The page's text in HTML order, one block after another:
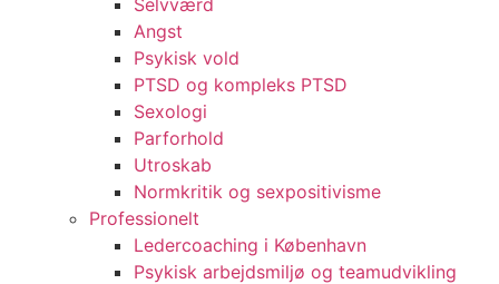
Selvværd
Angst
Psykisk vold
PTSD og kompleks PTSD
Sexologi
Parforhold
Utroskab
Normkritik og sexpositivisme
Professionelt
Ledercoaching i København
Psykisk arbejdsmiljø og teamudvikling